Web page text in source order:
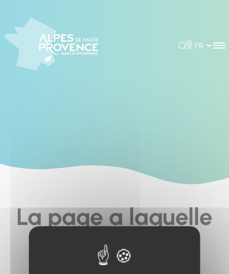
Rechercher
Choisir la
La page a laquelle
vous cherchez à
accéder n'existe